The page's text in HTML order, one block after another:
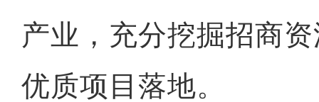
产业，充分挖掘招商
优质项目落地。